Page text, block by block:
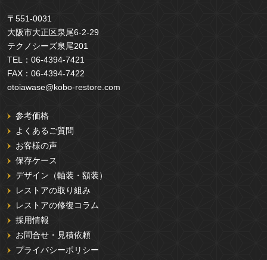
〒551-0031
大阪市大正区泉尾6-2-29
テクノシーズ泉尾201
TEL： 06-4394-7421
FAX： 06-4394-7422
otoiawase@kobo-restore.com
参考価格
よくあるご質問
お客様の声
保存ケース
デザイン（軸装・額装）
レストアの取り組み
レストアの修復コラム
採用情報
お問合せ・見積依頼
プライバシーポリシー